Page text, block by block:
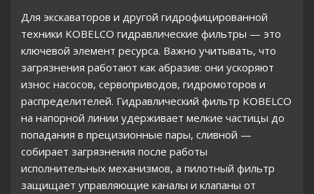
Для экскаваторов и другой гидрофицированной
техники KOBELCO гидравлические фильтры — это
ключевой элемент ресурса. Важно учитывать, что
загрязнения работают как абразив: они ускоряют
износ насосов, сервоприводов, гидромоторов и
распределителей. Гидравлический фильтр KOBELCO
на напорной линии удерживает мелкие частицы до
попадания в прецизионные пары, сливной —
собирает загрязнения после работы
исполнительных механизмов, а пилотный фильтр
защищает управляющие каналы и клапаны от